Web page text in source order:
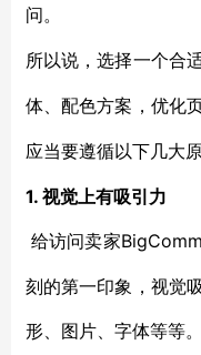
问。
所以说，选择一个合
体、配色方案，优化
应当要遵循以下几大原
1. 视觉上有吸引力
给访问卖家
刻的第一印象，视觉
形、图片、字体等等。